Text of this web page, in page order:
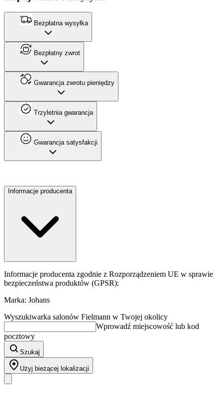
Bezpłatna wysyłka
Bezpłatny zwrot
Gwarancja zwrotu pieniędzy
Trzyletnia gwarancja
Gwarancja satysfakcji
Informacje producenta
Informacje producenta zgodnie z Rozporządzeniem UE w sprawie
bezpieczeństwa produktów (GPSR):
Marka: Johans
Wyszukiwarka salonów Fielmann w Twojej okolicy
Wprowadź miejscowość lub kod
pocztowy
Szukaj
Użyj bieżącej lokalizacji